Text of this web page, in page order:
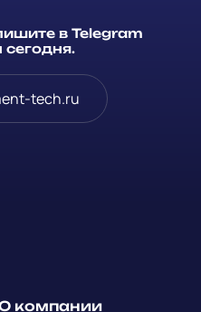
в Telegram
сегодня.
tech.ru
компании